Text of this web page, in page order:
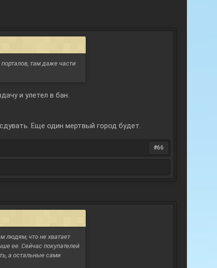
там даже части
и улетел в бан.
Еще один мертвый город будет.
#66
людям, что не хватает
ее. Сейчас покупателей
а остальные сами